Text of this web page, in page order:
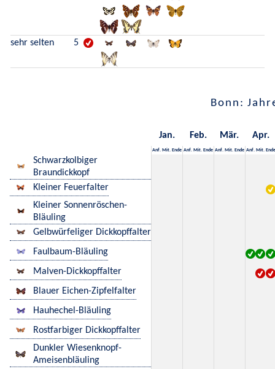
sehr selten 5
Bonn:
Jan. Feb. Mär. Apr.
Anf. Mit. Ende Anf. Mit. Ende Anf. Mit. Ende Anf. Mit. Ende
Schwarzkolbiger
Braundickkopf
Kleiner Feuerfalter
Kleiner Sonnenröschen-
Bläuling
Gelbwürfeliger Dickkopffalter
Faulbaum-Bläuling
Malven-Dickkopffalter
Blauer Eichen-Zipfelfalter
Hauhechel-Bläuling
Rostfarbiger Dickkopffalter
Dunkler Wiesenknopf-
Ameisenbläuling